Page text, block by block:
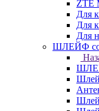
ZTE
Для
Для
Для
ШЛЕЙФ